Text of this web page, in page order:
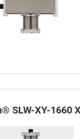
SLW-XY-1660